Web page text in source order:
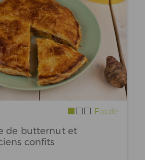
Facile
de butternut et
confits